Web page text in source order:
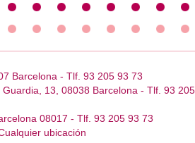
Barcelona - Tlf. 93 205 93 73
13, 08038 Barcelona - Tlf. 93
08017 - Tlf. 93 205 93 73
ubicación